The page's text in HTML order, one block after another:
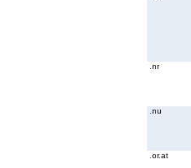
.nr
.nu
.or.at